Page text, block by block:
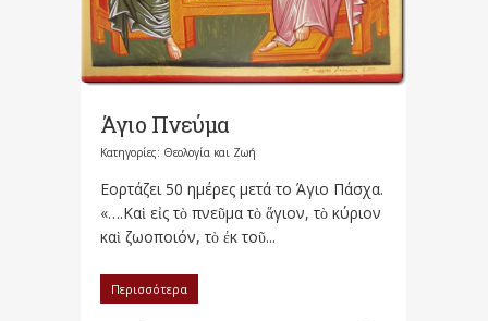
Άγιο Πνεύμα
Κατηγορίες: Θεολογία και Ζωή
Εορτάζει 50 ημέρες μετά το Άγιο Πάσχα.
«….Καὶ εἰς τὸ πνεῦμα τὸ ἅγιον, τὸ κύριον
καὶ ζωοποιόν, τὸ ἐκ τοῦ...
Περισσότερα